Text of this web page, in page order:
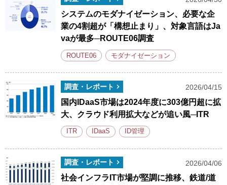
システムのモダナイゼーション、必要な企
業の4割超が「構想止まり」、対象言語はJa
vaが最多─ROUTE06調査
ROUTE06 モダナイゼーション
調査・レポート 2026/04/15
国内IDaaS市場は2024年度に303億円超に拡
大、クラウド利用拡大などが追い風─ITR
ITR IDaaS ID管理
調査・レポート 2026/04/06
社会インフラIT市場が堅調に推移、鉄道/道